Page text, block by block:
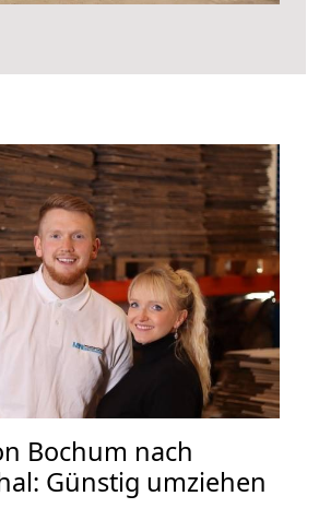
Bochum nach
Günstig umziehen